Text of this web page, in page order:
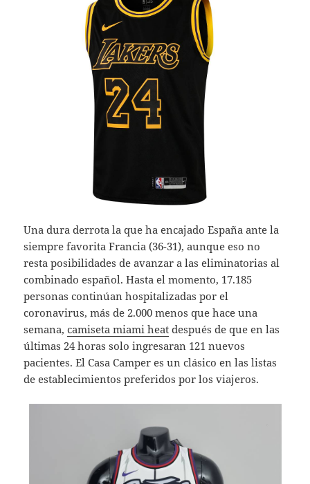
Una dura derrota la que ha encajado España ante la
siempre favorita Francia (36-31), aunque eso no
resta posibilidades de avanzar a las eliminatorias al
combinado español. Hasta el momento, 17.185
personas continúan hospitalizadas por el
coronavirus, más de 2.000 menos que hace una
semana,camiseta miami heat después de que en las
últimas 24 horas solo ingresaran 121 nuevos
pacientes. El Casa Camper es un clásico en las listas
de establecimientos preferidos por los viajeros.